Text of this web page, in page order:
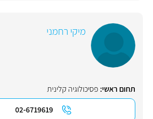
מיקי רחמני
תחום ראשי: פסיכולוגיה קלינית
02-6719619